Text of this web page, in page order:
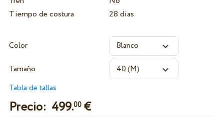
Tiempo de costura
28 dias
Color
Tamaño
Tabla de tallas
Precio: 499.00€